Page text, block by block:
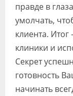
правде в
умолчать,
клиента.
клиники и
Секрет
готовность
начинать